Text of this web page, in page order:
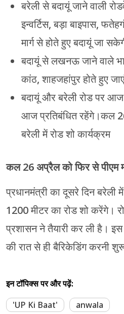
बरेली से बदायूं जाने वाली
इन्वर्टिस, बड़ा बाइपास,
मार्ग से होते हुए बदायूं जा
बदायूं से लखनऊ जाने वाले
कांठ, शाहजहांपुर होते हुए
बदायूं और बरेली रोड पर
आज प्रतिबंधित रहेंगे।कल
बरेली में रोड शो कार्यक्रम
कल 26 अप्रैल को फिर से पीएम
प्रधानमंत्री का दूसरे दिन बरेली
1200 मीटर का रोड शो करेंगे।
प्रशासन ने तैयारी कर ली है।
की रात से ही बैरिकेडिंग करनी
इन टॉपिक्स पर और पढ़ें:
'UP Ki Baat'
anwala